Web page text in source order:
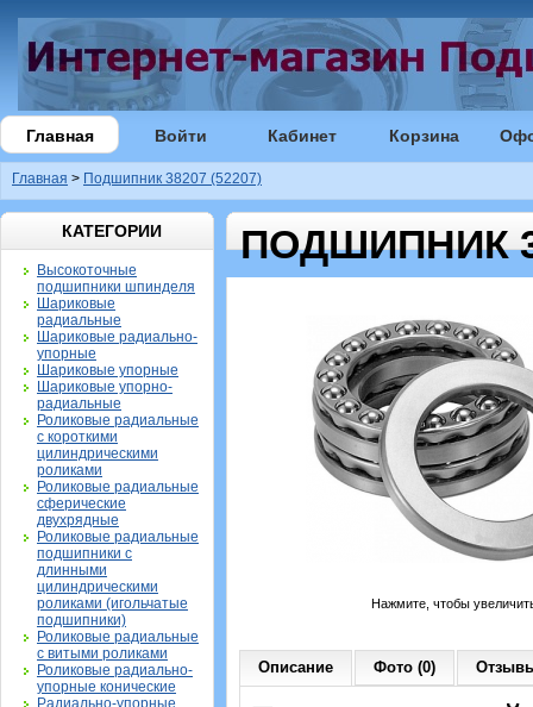
Главная Войти Кабинет Корзина
Главная > Подшипник 38207 (52207)
КАТЕГОРИИ
Высокоточные
подшипники шпинделя
Шариковые
радиальные
Шариковые радиально-
упорные
Шариковые упорные
Шариковые упорно-
радиальные
Роликовые радиальные
с короткими
цилиндрическими
роликами
Роликовые радиальные
сферические
двухрядные
Роликовые радиальные
подшипники с
длинными
цилиндрическими
роликами (игольчатые
подшипники)
Роликовые радиальные
с витыми роликами
Роликовые радиально-
упорные конические
Радиально-упорные
ПОДШИПНИК
Нажмите, чтобы
Описание Фото (0)